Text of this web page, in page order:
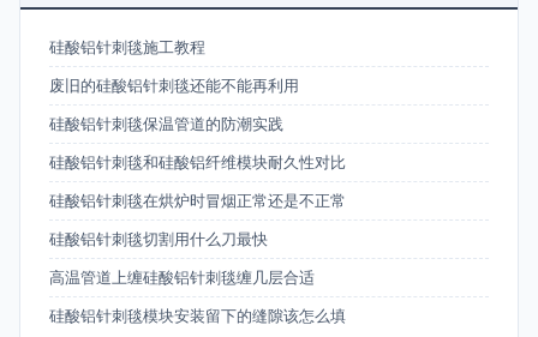
硅酸铝针刺毯施工教程
废旧的硅酸铝针刺毯还能不能再利用
硅酸铝针刺毯保温管道的防潮实践
硅酸铝针刺毯和硅酸铝纤维模块耐久性对比
硅酸铝针刺毯在烘炉时冒烟正常还是不正常
硅酸铝针刺毯切割用什么刀最快
高温管道上缠硅酸铝针刺毯缠几层合适
硅酸铝针刺毯模块安装留下的缝隙该怎么填